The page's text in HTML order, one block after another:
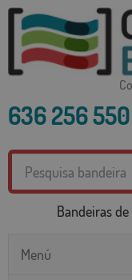
636 256 550
Bandeiras
Menú